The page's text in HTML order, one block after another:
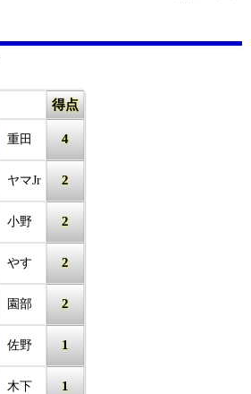
得点
重田 4
ヤマJr 2
小野 2
やす 2
園部 2
佐野 1
木下 1